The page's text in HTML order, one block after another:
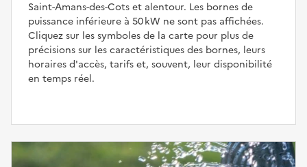
Saint-Amans-des-Cots et alentour. Les bornes de
puissance inférieure à 50 kW ne sont pas affichées.
Cliquez sur les symboles de la carte pour plus de
précisions sur les caractéristiques des bornes, leurs
horaires d'accès, tarifs et, souvent, leur disponibilité
en temps réel.